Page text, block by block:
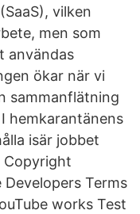
vilken
men som
användas
ökar när vi
sammanflätning
hemkarantänens
isär jobbet
Copyright
Terms
works Test